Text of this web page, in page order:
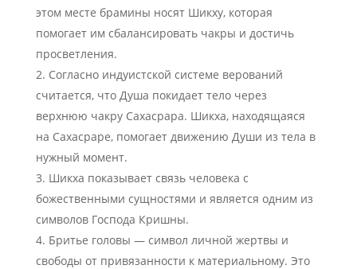
этом месте брамины носят Шикху, которая
помогает им сбалансировать чакры и достичь
просветления.
Согласно индуистской системе верований
считается, что Душа покидает тело через
верхнюю чакру Сахасрара. Шикха, находящаяся
на Сахасраре, помогает движению Души из тела в
нужный момент.
Шикха показывает связь человека с
божественными сущностями и является одним из
символов Господа Кришны.
Бритье головы — символ личной жертвы и
свободы от привязанности к материальному. Это